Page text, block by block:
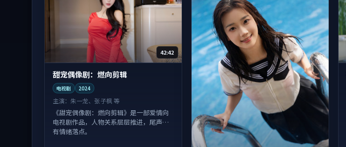
42:42
甜宠偶像剧：燃向剪辑
电视剧 2024
主演： 朱一龙、张子枫 等
《甜宠偶像剧：燃向剪辑》是一部爱情向
电视剧作品，人物关系层层推进，尾声常
有情绪落点。